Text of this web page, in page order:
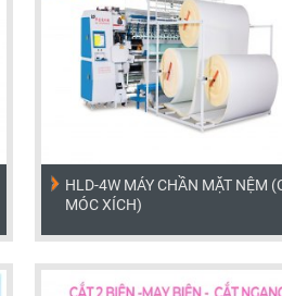
HLD-4W MÁY CHẦN MẶT NỆM
MÓC XÍCH)